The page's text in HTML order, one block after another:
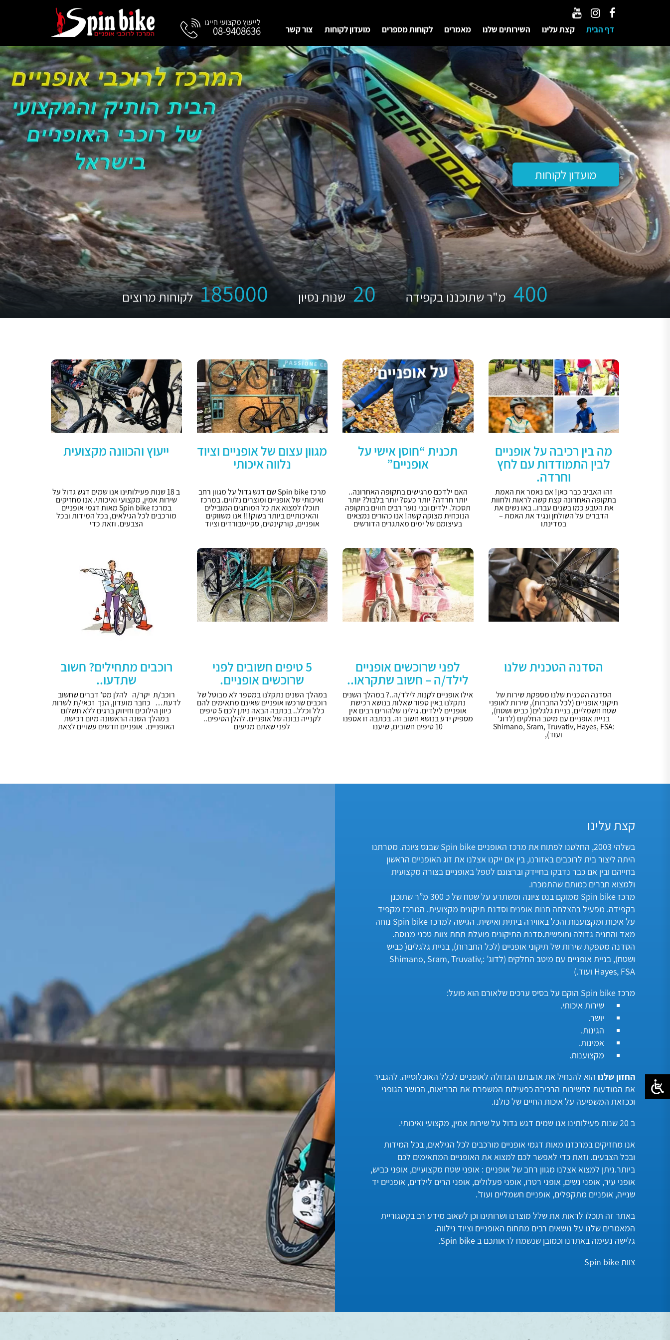
דף הבית קצת עלינו השירותים שלנו מאמרים לקוחות מספרים מועדון לקוחות צור קשר
לייעוץ מקצועי חייגו
08-9408636
BIANCHI
עיצוב - טכנולוגיה - תשוקה
מועדון לוקחות
400 מ"ר שתוכננו בקפידה 20 שנות נסיון 185000 לקוחות מרוצים
מה בין רכיבה על אופניים
לבין התמודדות עם לחץ
וחרדה.
זהו האביב כבר כאן! אם נאמר את האמת
בתקופה האחרונה קצת קשה לראות ולחוות
את הטבע כמו בשנים עברו.. באו נשים את
הדברים על השולחן ונגיד את האמת –
במדינתו
תכנית “חוסן אישי על
אופניים”
האם ילדכם מרגישים בתקופה האחרונה..
יותר חרדה? יותר כעס? יותר בלבול? יותר
תסכול. ילדים ובני נוער רבים חווים בתקופה
הנוכחית מצוקה קשה! אנו כהורים נמצאים
בעיצומם של ימים מאתגרים הדורשים
מגוון עצום של אופניים וציוד
נלווה איכותי
מרכז Spin bike שם דגש גדול על מגוון רחב
ואיכותי של אופניים ומוצרים נלווים. במרכז
תוכלו למצוא את כל המותגים המובילים
והאיכותיים ביותר בשוק!!! אנו משווקים
אופניים, קורקינטים, סקייטבורדים וציוד
ייעוץ והכוונה מקצועית
ב 18 שנות פעילותינו אנו שמים דגש גדול על
שירות אמין, מקצועי ואיכותי. אנו מחזיקים
במרכז Spin bike מאות דגמי אופניים
מורכבים לכל הגילאים, בכל המידות ובכל
הצבעים. וזאת כדי
הסדנה הטכנית שלנו
הסדנה הטכנית שלנו מספקת שירות של
תיקוני אופניים (לכל החברות), שירות לאופני
שטח חשמליים, בניית גלגלים( כביש ושטח),
בניית אופניים עם מיטב החלקים (לדוג’
:Shimano, Sram, Truvativ, Hayes, FSA
ועוד),
לפני שרוכשים אופניים
לילד/ה – חשוב שתקראו..
אילו אופניים לקנות לילד/ה..? במהלך השנים
נתקלנו באין ספור שאלות בנושא רכישת
אופניים לילדים. גילינו שלהורים רבים אין
מספיק ידע בנושא חשוב זה. בכתבה זו אספנו
10 טיפים חשובים, שיענו
5 טיפים חשובים לפני
שרוכשים אופניים.
במהלך השנים נתקלנו במספר לא מבוטל של
רוכבים שרכשו אופניים שאינם מתאימים להם
כלל וכלל.. בכתבה הבאה ניתן לכם 5 טיפים
לקנייה נבונה של אופניים. להלן הטיפים..
לפני שאתם מגיעים
רוכבים מתחילים? חשוב
שתדעו..
רוכב/ת יקר/ה להלן מס’ דברים שחשוב
לדעת… כחבר מועדון, הנך זכאי/ת לשרות
כיוון הילוכים וחיזוק ברגים ללא תשלום
במהלך השנה הראשונה מיום רכישת
האופניים. אופניים חדשים עשויים לצאת
קצת עלינו
בשלהי 2003, החלטנו לפתוח את מרכז האופניים Spin bike שבנס ציונה. מטרתנו
היתה ליצור בית לרוכבים באזורנו, בין אם ייקנו אצלנו את זוג האופניים הראשון
בחייהם ובין אם כבר נדבקו בחיידק וברצונם לטפל באופניים בצורה מקצועית
ולמצוא חברים כמותם שהתמכרו.
מרכז Spin bike ממוקם בנס ציונה ומשתרע על שטח של כ 300 מ”ר שתוכנן
בקפידה. מפעיל בהצלחה חנות אופנים וסדנת תיקונים מקצועית. המרכז מקפיד
על איכות ומקצוענות והכל באווירה ביתית ואישית. הגישה למרכז Spin bike נוחה
מאד והחניה גדולה וחופשית.סדנת התיקונים פועלת תחת צוות טכני מנוסה.
הסדנה מספקת שירות של תיקוני אופניים (לכל החברות), בניית גלגלים( כביש
ושטח), בניית אופניים עם מיטב החלקים (לדוג’ :Shimano, Sram, Truvativ,
Hayes, FSA ועוד.)
מרכז Spin bike הוקם על בסיס ערכים שלאורם הוא פועל:
שירות איכותי.
יושר.
הגינות.
אמינות.
מקצוענות.
החזון שלנו הוא להנחיל את אהבתנו הגדולה לאופניים לכלל האוכלוסייה. להגביר
את המודעות לחשיבות הרכיבה כפעילות המשפרת את הבריאות, הכושר הגופני
וככזאת המשפיעה על איכות החיים של כולנו.
ב 20 שנות פעילותינו אנו שמים דגש גדול על שירות אמין, מקצועי ואיכותי.
אנו מחזיקים במרכזנו מאות דגמי אופניים מורכבים לכל הגילאים, בכל המידות
ובכל הצבעים. וזאת כדי לאפשר לכם למצוא את האופניים המתאימים לכם
ביותר.ניתן למצוא אצלנו מגוון רחב של אופניים : אופני שטח מקצועיים, אופני כביש,
אופני עיר, אופני נשים, אופני רטרו, אופני פעלולים, אופני הרים לילדים, אופניים יד
שנייה, אופניים מתקפלים, אופניים חשמליים ועוד’.
באתר זה תוכלו לראות את שלל מוצרנו ושרותינו וכן לשאוב מידע רב בקטגוריית
המאמרים שלנו על נושאים רבים מתחום האופניים וציוד נילווה.
גלישה נעימה באתרנו וכמובן שנשמח לראותכם ב Spin bike.
צוות Spin bike